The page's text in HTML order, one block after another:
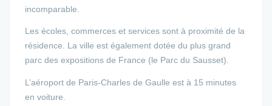
incomparable.
Les écoles, commerces et services sont à proximité de la
résidence. La ville est également dotée du plus grand
parc des expositions de France (le Parc du Sausset).
L’aéroport de Paris-Charles de Gaulle est à 15 minutes
en voiture.